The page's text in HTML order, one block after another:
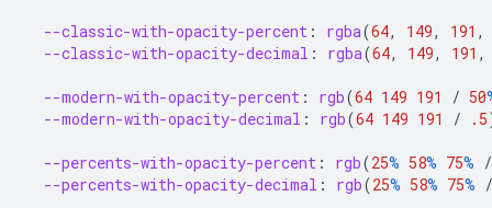
--classic-with-opacity-percent : rgba(64, 149, 191 ,
--classic-with-opacity-decimal : rgba(64, 149, 191 ,
--modern-with-opacity-percent : rgb(64 149 191 / 50
--modern-with-opacity-decimal : rgb(64 149 191 / .5
--percents-with-opacity-percent : rgb(25% 58% 75% /
--percents-with-opacity-decimal : rgb(25% 58% 75% /